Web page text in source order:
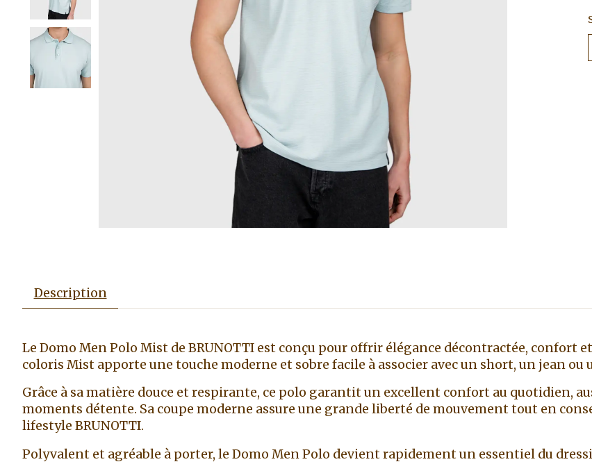
Description
Le Domo Men Polo Mist de BRUNOTTI est conçu pour offrir élégance décontractée, confort
coloris Mist apporte une touche moderne et sobre facile à associer avec un short, un jean ou
Grâce à sa matière douce et respirante, ce polo garantit un excellent confort au quotidien,
moments détente. Sa coupe moderne assure une grande liberté de mouvement tout en
lifestyle BRUNOTTI.
Polyvalent et agréable à porter, le Domo Men Polo devient rapidement un essentiel du